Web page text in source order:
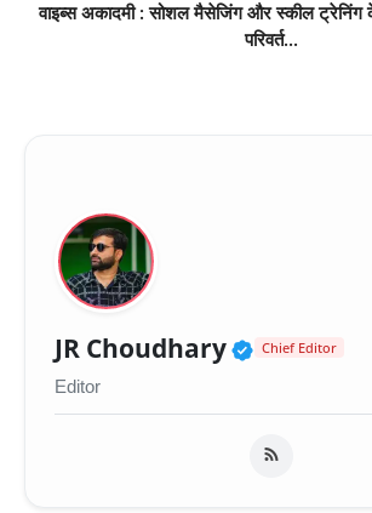
वाइब्स अकादमी : सोशल मैसेजिंग और स्कील ट्रेनिंग
परिवर्त...
JR Choudhary Verified
Chief Editor
Editor